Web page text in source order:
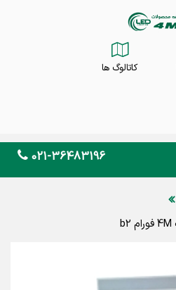
کاتالوگ ها
021-36483196